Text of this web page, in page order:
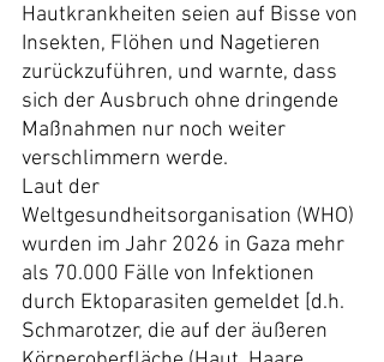
Hautkrankheiten seien auf Bisse von
Insekten, Flöhen und Nagetieren
zurückzuführen, und warnte, dass
sich der Ausbruch ohne dringende
Maßnahmen nur noch weiter
verschlimmern werde.
Laut der
Weltgesundheitsorganisation (WHO)
wurden im Jahr 2026 in Gaza mehr
als 70.000 Fälle von Infektionen
durch Ektoparasiten gemeldet [d.h.
Schmarotzer, die auf der äußeren